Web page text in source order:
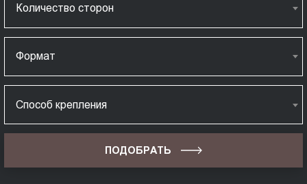
Количество сторон
Формат
Способ крепления
ПОДОБРАТЬ